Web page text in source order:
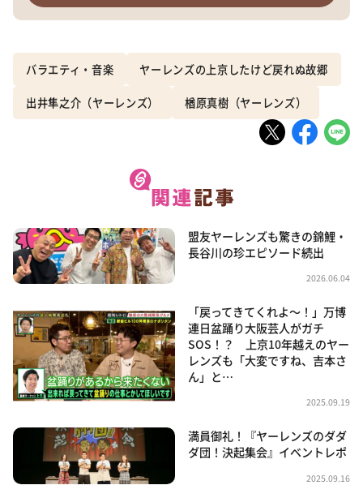
バラエティ・音楽 ヤーレンズの上京したけど戻れぬ故郷
出井隼之介（ヤーレンズ） 楢原真樹（ヤーレンズ）
盟友ヤーレンズも驚きの錦鯉・
長谷川の珍エピソード続出
2026.06.04
「戻ってきてくれよ～！」万博
連日盆踊り大阪芸人がガチ
SOS！？ 上京10年越えのヤー
レンズも「大変ですね、吉本さ
ん」と…
2025.09.19
満員御礼！『ヤーレンズのダダ
ダ団！決起集会』イベントレポ
2025.09.16